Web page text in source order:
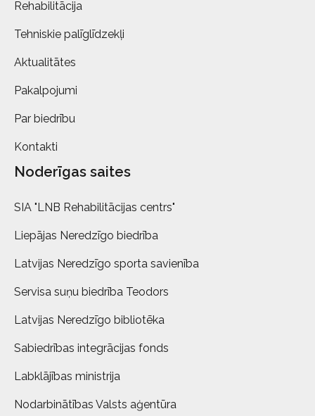
Rehabilitācija
Tehniskie palīglīdzekļi
Aktualitātes
Pakalpojumi
Par biedrību
Kontakti
Noderīgas saites
SIA "LNB Rehabilitācijas centrs"
Liepājas Neredzīgo biedrība
Latvijas Neredzīgo sporta savienība
Servisa suņu biedrība Teodors
Latvijas Neredzīgo bibliotēka
Sabiedrības integrācijas fonds
Labklājības ministrija
Nodarbinātības Valsts aģentūra